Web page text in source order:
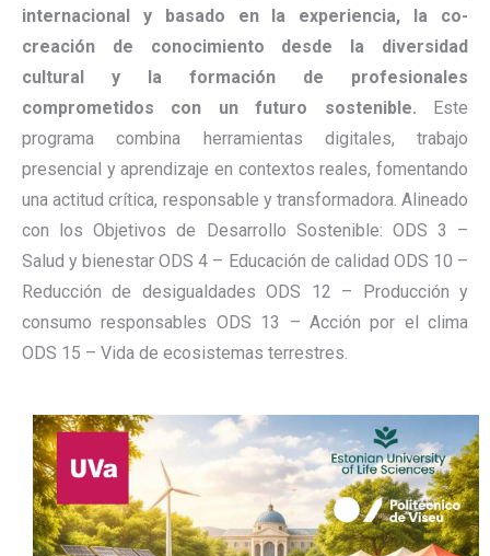
internacional y basado en la experiencia, la co-
creación de conocimiento desde la diversidad
cultural y la formación de profesionales
comprometidos con un futuro sostenible. Este
programa combina herramientas digitales, trabajo
presencial y aprendizaje en contextos reales, fomentando
una actitud crítica, responsable y transformadora. Alineado
con los Objetivos de Desarrollo Sostenible: ODS 3 –
Salud y bienestar ODS 4 – Educación de calidad ODS 10 –
Reducción de desigualdades ODS 12 – Producción y
consumo responsables ODS 13 – Acción por el clima
ODS 15 – Vida de ecosistemas terrestres.